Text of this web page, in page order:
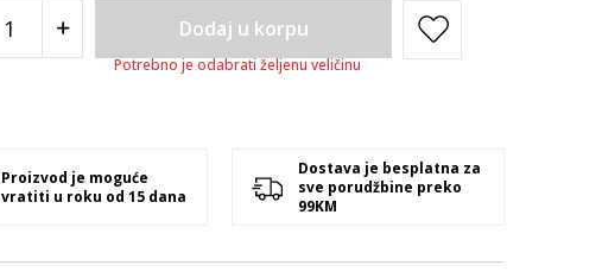
Dodaj u korpu
Potrebno je odabrati željenu veličinu
Proizvod je moguće
vratiti u roku od 15 dana
Dostava je besplatna za
sve porudžbine preko
99KM